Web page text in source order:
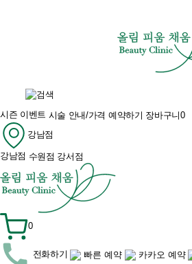
시즌 이벤트 시술 안내/가격 예약하기 장바구니0
강남점
강남점 수원점 강서점
0
전화하기 빠른 예약 카카오 예약